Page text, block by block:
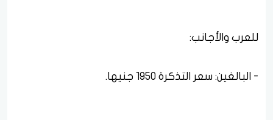
للعرب والأجانب: